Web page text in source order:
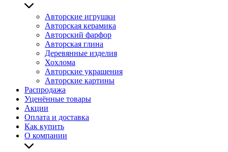
Авторские игрушки
Авторская керамика
Авторский фарфор
Авторская глина
Деревянные изделия
Хохлома
Авторские украшения
Авторские картины
Распродажа
Уценённые товары
Акции
Оплата и доставка
Как купить
О компании